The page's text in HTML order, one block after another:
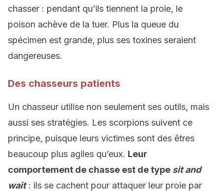
chasser : pendant qu’ils tiennent la proie, le
poison achève de la tuer. Plus la queue du
spécimen est grande, plus ses toxines seraient
dangereuses.
Des chasseurs patients
Un chasseur utilise non seulement ses outils, mais
aussi ses stratégies. Les scorpions suivent ce
principe, puisque leurs victimes sont des êtres
beaucoup plus agiles qu’eux. Leur
comportement de chasse est de type sit and
wait: ils se cachent pour attaquer leur proie par